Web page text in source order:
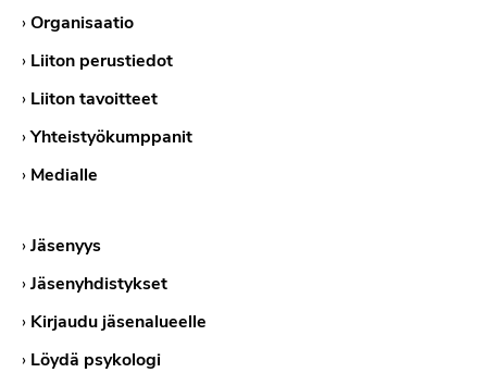
›Organisaatio
› Liiton perustiedot
› Liiton tavoitteet
›Yhteistyökumppanit
› Medialle
›Jäsenyys
›Jäsenyhdistykset
› Kirjaudu jäsenalueelle
› Löydä psykologi